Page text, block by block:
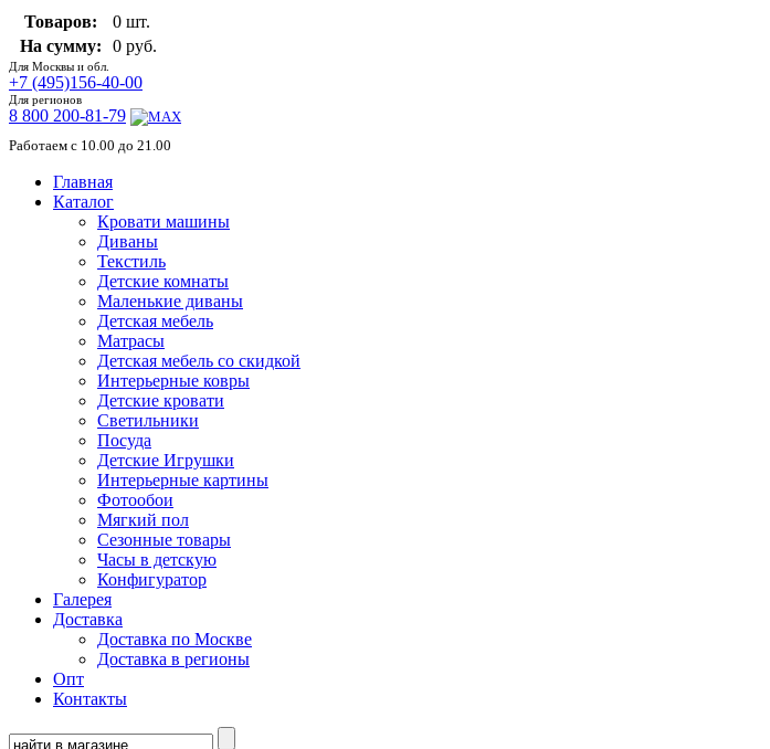
Товаров:
0 шт.
На сумму:
0 руб.
Для Москвы и обл.
+7 (495)156-40-00
Для регионов
8 800 200-81-79
Работаем с 10.00 до 21.00
Главная
Каталог
Кровати машины
Диваны
Текстиль
Детские комнаты
Маленькие диваны
Детская мебель
Матрасы
Детская мебель со скидкой
Интерьерные ковры
Детские кровати
Светильники
Посуда
Детские Игрушки
Интерьерные картины
Фотообои
Мягкий пол
Сезонные товары
Часы в детскую
Конфигуратор
Галерея
Доставка
Доставка по Москве
Доставка в регионы
Опт
Контакты